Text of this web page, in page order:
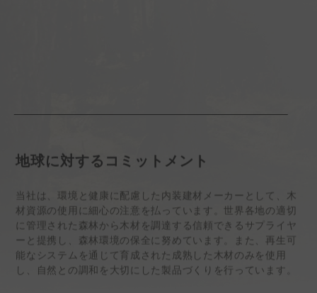
地球に対するコミットメント
当社は、環境と健康に配慮した内装建材メーカーとして、木
材資源の使用に細心の注意を払っています。世界各地の適切
に管理された森林から木材を調達する信頼できるサプライヤ
ーと提携し、森林環境の保全に努めています。また、再生可
能なシステムを通じて育成された成熟した木材のみを使用
し、自然との調和を大切にした製品づくりを行っています。